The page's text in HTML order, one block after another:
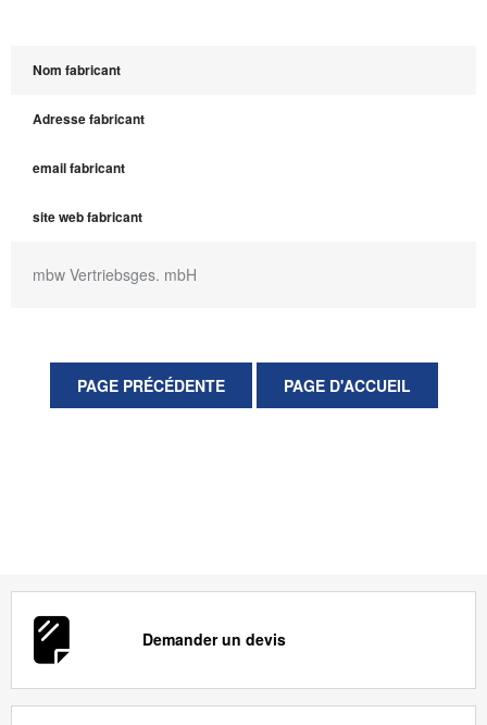
Nom fabricant
Adresse fabricant
email fabricant
site web fabricant
mbw Vertriebsges. mbH
Demander un devis